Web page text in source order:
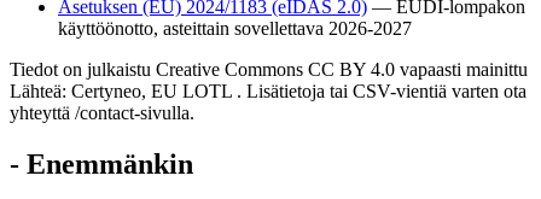
Asetuksen (EU) 2024/1183 (eIDAS 2.0) — EUDI-lompakon
käyttöönotto, asteittain sovellettava 2026-2027
Tiedot on julkaistu Creative Commons CC BY 4.0 vapaasti mainittu
Lähteä: Certyneo, EU LOTL . Lisätietoja tai CSV-vientiä varten ota
yhteyttä /contact-sivulla.
- Enemmänkin